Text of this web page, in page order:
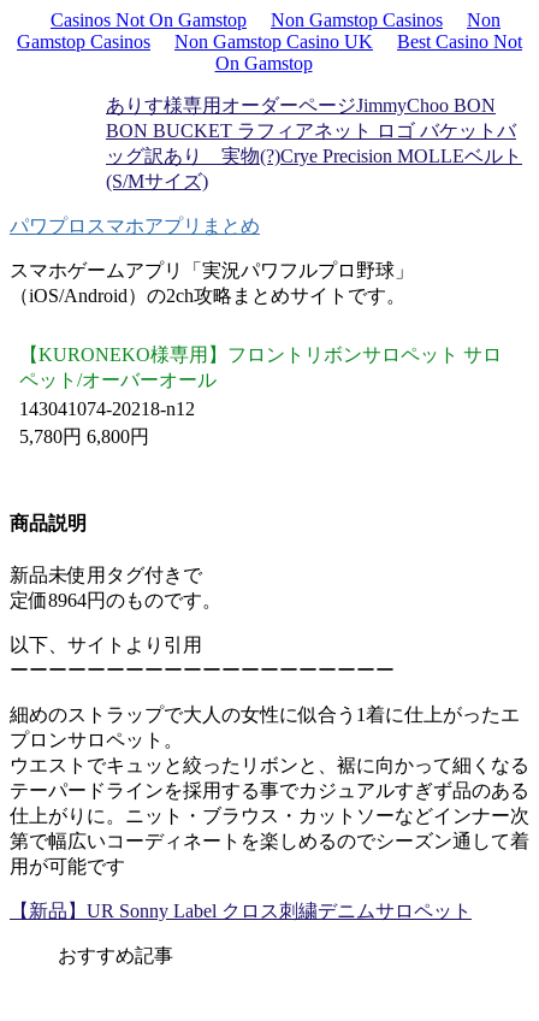
Casinos Not On Gamstop Non Gamstop Casinos
Non
Gamstop Casinos
Non Gamstop Casino UK
Best Casino Not
On Gamstop
ありす様専用オーダーページJimmyChoo BON
BON BUCKET ラフィアネット ロゴ バケットバ
ッグ訳あり 実物(?)Crye Precision MOLLEベルト
(S/Mサイズ)
パワプロスマホアプリまとめ
スマホゲームアプリ「実況パワフルプロ野球」
（iOS/Android）の2ch攻略まとめサイトです。
【KURONEKO様専用】フロントリボンサロペット サロ
ペット/オーバーオール
143041074-20218-n12
5,780円 6,800円
商品説明
新品未使用タグ付きで
定価8964円のものです。
以下、サイトより引用
ーーーーーーーーーーーーーーーーーーーー
細めのストラップで大人の女性に似合う1着に仕上がったエ
プロンサロペット。
ウエストでキュッと絞ったリボンと、裾に向かって細くなる
テーパードラインを採用する事でカジュアルすぎず品のある
仕上がりに。ニット・ブラウス・カットソーなどインナー次
第で幅広いコーディネートを楽しめるのでシーズン通して着
用が可能です
【新品】UR Sonny Label クロス刺繍デニムサロペット
おすすめ記事